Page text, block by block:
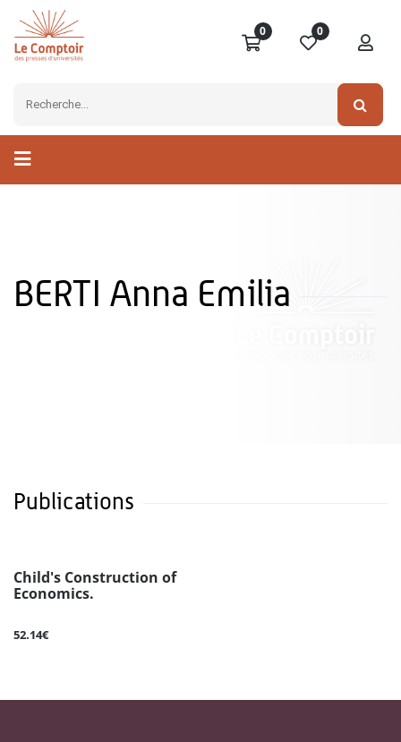
0 0
BERTI Anna Emilia
Publications
Child's Construction of
Economics.
52.14€